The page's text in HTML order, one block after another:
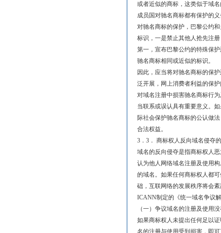
或者近似的商标，这类似于域
成员国对驰名商标都有保护的
对驰名商标的保护，巴黎公约
标识，一是禁止其他人抢先注
第一，宣布巴黎公约的特殊保
驰名商标相同或近似的标识。
因此，应当将对驰名商标的保
泛开展，网上消费者利益的保
对域名注册中损害驰名商标行
当联系或误认具有重要意义。
际社会保护驰名商标的公认做
合法权益。
3．3． 商标权人反向域名侵夺
域名的反向侵夺是指商标权人
认为他人网络域名注册及使用
的域名。如果任何商标权人都
础，互联网络的发展秩序将会
ICANN制定的《统一域名争议
（一）争议域名的注册及使用
如果商标权人未提出任何足以
名的注册与使用受到损害，即